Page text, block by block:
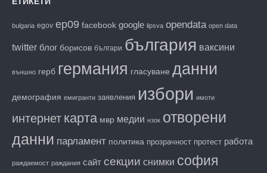
bulgaria egov ep09 facebook google lipsva opendata open data
twitter блог борисов българи българия ваксини
външно герб германия гласуване данни
демография емигранти заявления избори имоти
интернет карта мвр медии нзок отворени
данни парламент политика прозрачност протест работа
раждаемост раждания сайт секции снимки софия